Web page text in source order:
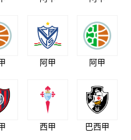
阿甲 阿甲
西甲 巴西甲